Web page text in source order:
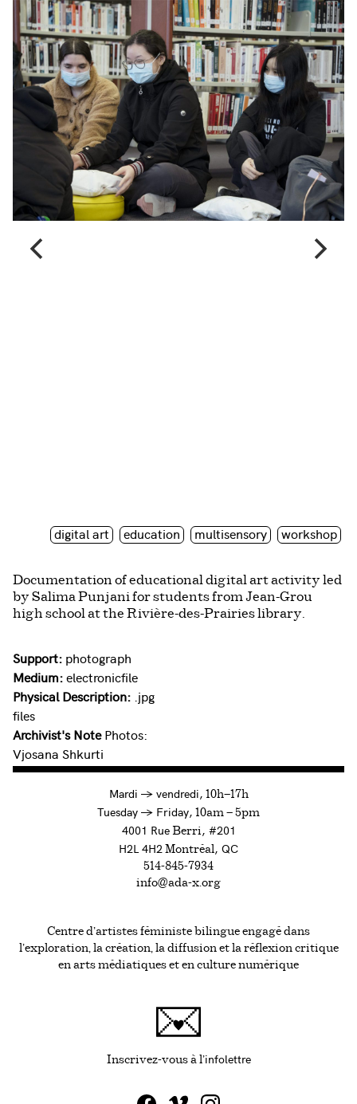
digital art education multisensory workshop
Documentation of educational digital art activity led
by Salima Punjani for students from Jean-Grou
high school at the Rivière-des-Prairies library.
Support: photograph
Medium:electronicfile
Physical Description: .jpg
files
Archivist's NotePhotos:
Vjosana Shkurti
Mardi →à
vendredi, 10h—17h
Tuesday →toFriday, 10am — 5pm
4001 RueBerri, #201
H2L 4H2 Montréal, QC
514-845-7934
info@ada-x.org
Centre d’artistes féministe bilingue engagé dans
l’exploration, la création, la diffusion et la réflexion critique
en arts médiatiques et en culture numérique
Inscrivez-vous à l'infolettreCe lien s'ouvrira